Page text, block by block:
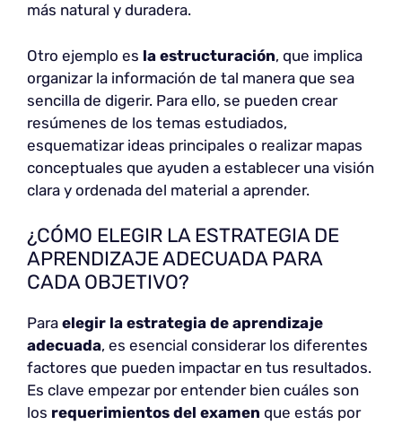
más natural y duradera.
Otro ejemplo es la estructuración, que implica
organizar la información de tal manera que sea
sencilla de digerir. Para ello, se pueden crear
resúmenes de los temas estudiados,
esquematizar ideas principales o realizar mapas
conceptuales que ayuden a establecer una visión
clara y ordenada del material a aprender.
¿CÓMO ELEGIR LA ESTRATEGIA DE
APRENDIZAJE ADECUADA PARA
CADA OBJETIVO?
Para elegir la estrategia de aprendizaje
adecuada, es esencial considerar los diferentes
factores que pueden impactar en tus resultados.
Es clave empezar por entender bien cuáles son
los requerimientos del examen que estás por